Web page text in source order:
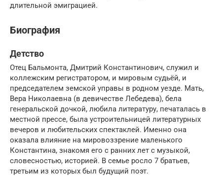
длительной эмиграцией.
Биография
Детство
Отец Бальмонта, Дмитрий Константинович, служил и
коллежским регистратором, и мировым судьёй, и
председателем земской управы в родном уезде. Мать,
Вера Николаевна (в девичестве Лебедева), бела
генеральской дочкой, любила литературу, печаталась в
местной прессе, была устроительницей литературных
вечеров и любительских спектаклей. Именно она
оказала влияние на мировоззрение маленького
Константина, знакомя его с ранних лет с музыкой,
словесностью, историей. В семье росло 7 братьев,
третьим из которых был будущий поэт.